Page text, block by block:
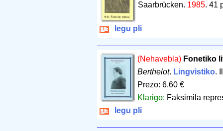
Saarbrücken. 1985. 41
legu pli
(Nehavebla) Fonetiko
Berthelot. Lingvistiko.
Prezo: 6.60 €
Klarigo: Faksimila
legu pli